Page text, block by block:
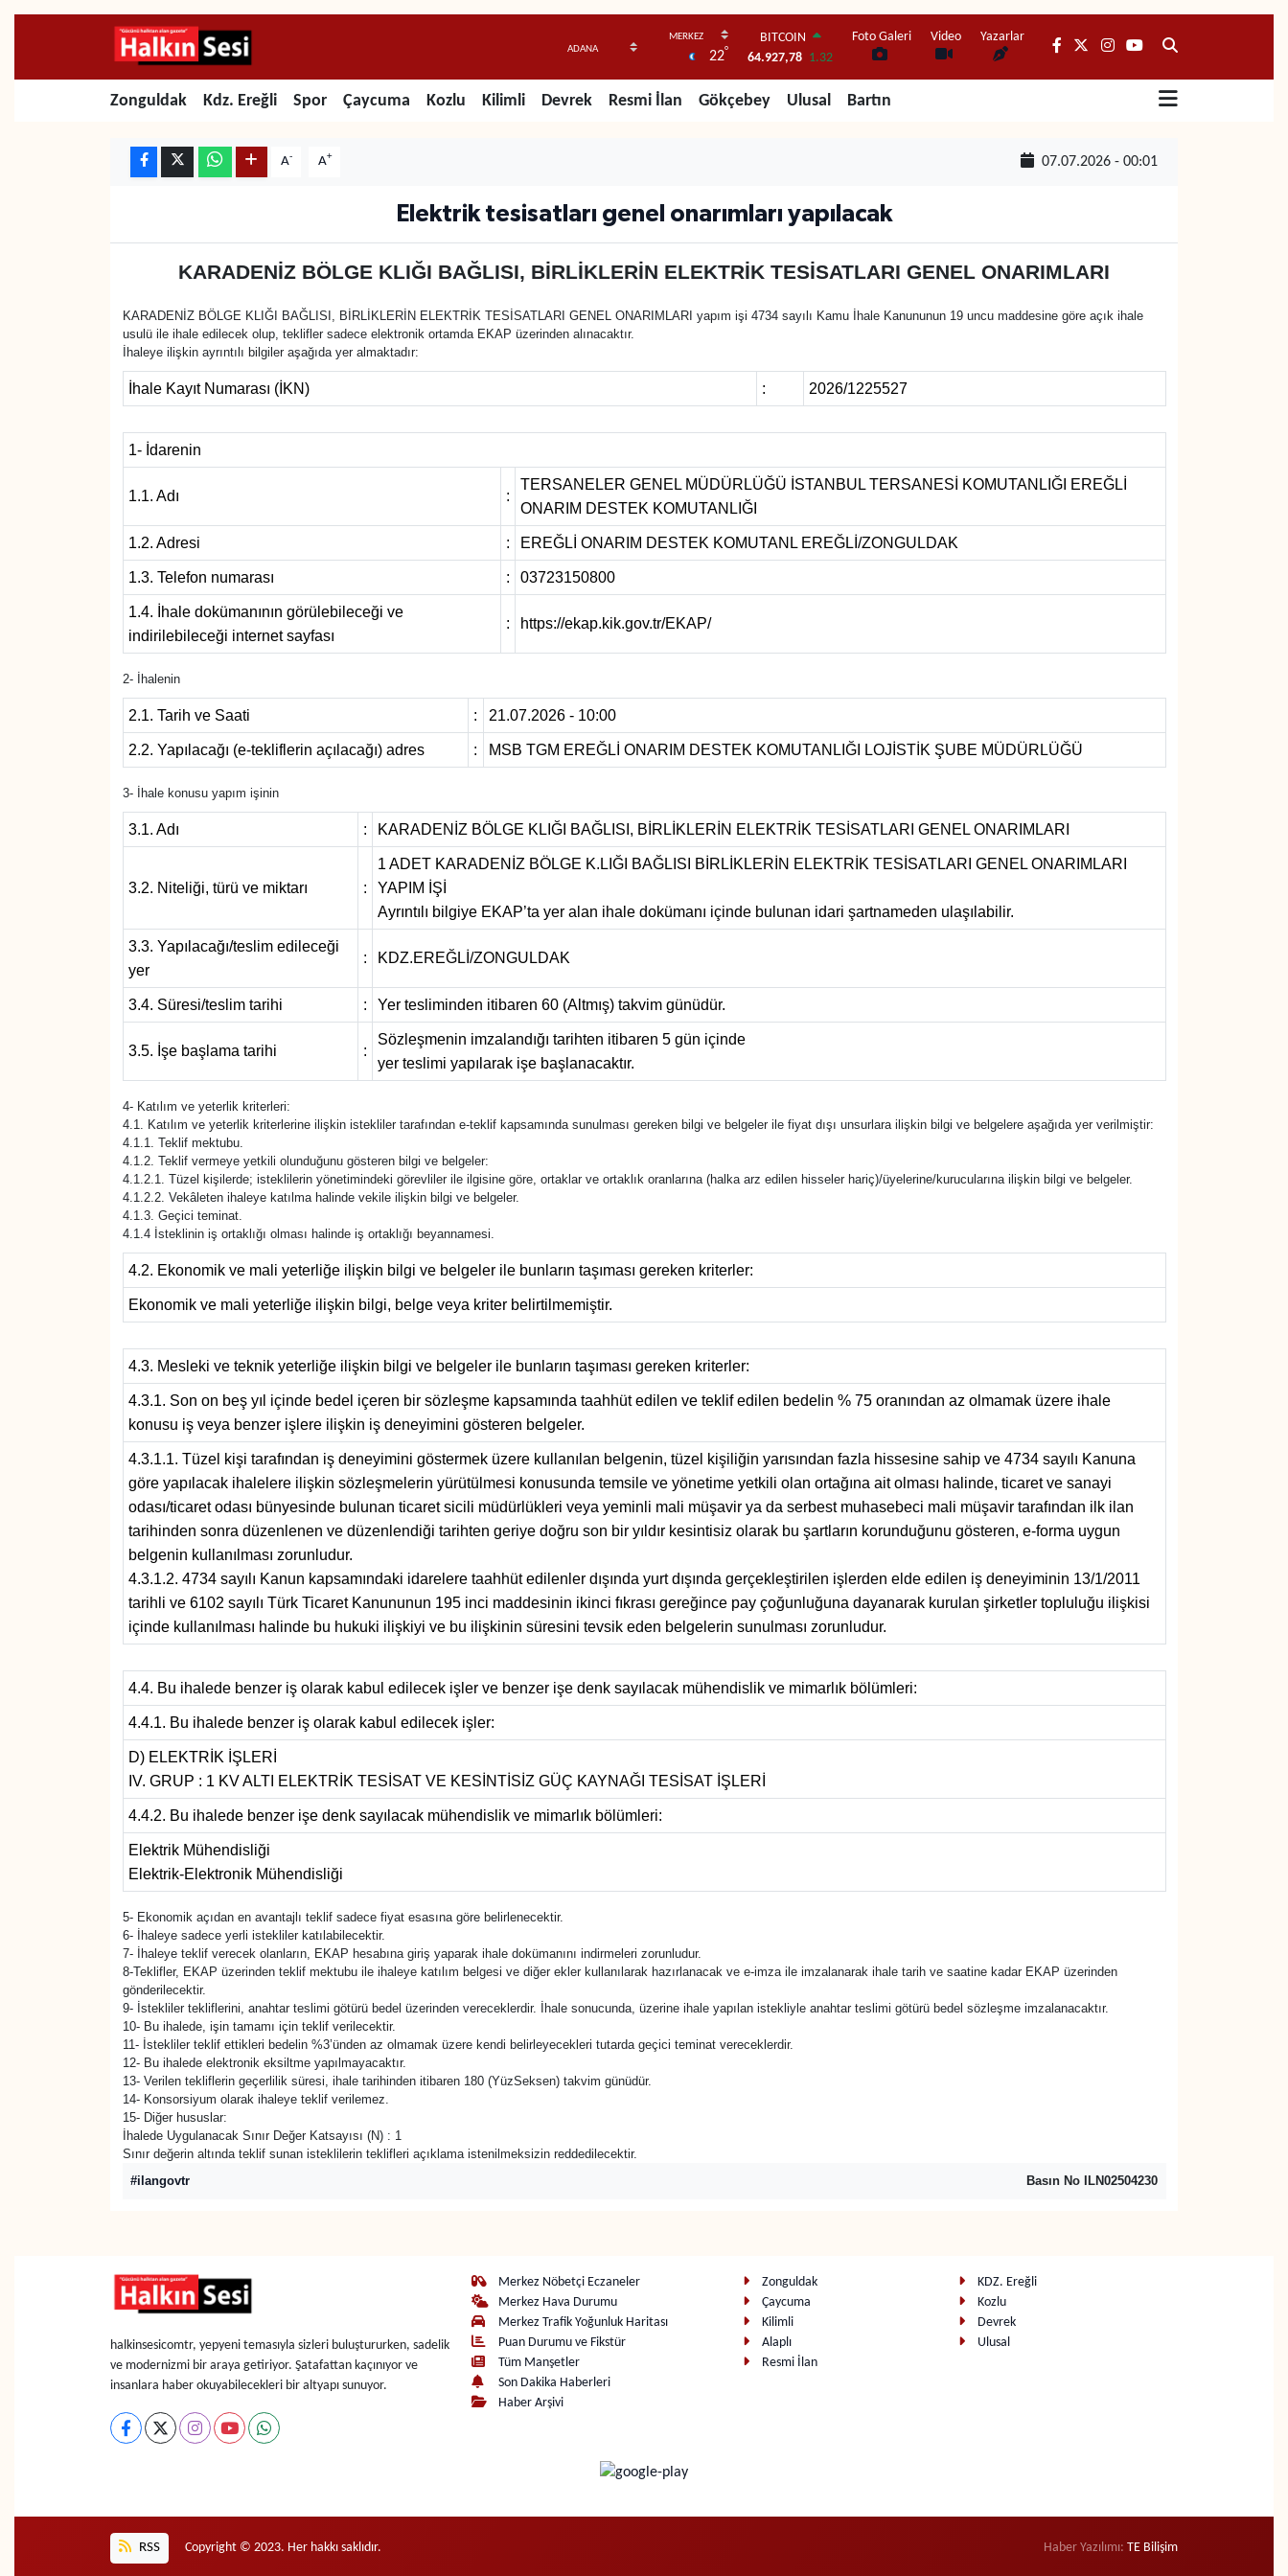
22°
BITCOIN
64.927,78 1.32
DOLAR
47,5894 0.08
6508.83 4.44
BİST100
11
Foto Galeri Video Yazarlar
Zonguldak Kdz. Ereğli Spor Çaycuma Kozlu Kilimli Devrek Resmi İlan Gökçebey Ulusal Bartın
A- A+ 07.07.2026 - 00:01
Elektrik tesisatları genel onarımları yapılacak
KARADENİZ BÖLGE KLIĞI BAĞLISI, BİRLİKLERİN ELEKTRİK TESİSATLARI GENEL ONARIMLARI
KARADENİZ BÖLGE KLIĞI BAĞLISI, BİRLİKLERİN ELEKTRİK TESİSATLARI GENEL ONARIMLARI yapım işi 4734 sayılı Kamu İhale Kanununun 19 uncu maddesine göre açık ihale
usulü ile ihale edilecek olup, teklifler sadece elektronik ortamda EKAP üzerinden alınacaktır.
İhaleye ilişkin ayrıntılı bilgiler aşağıda yer almaktadır:
İhale Kayıt Numarası (İKN) : 2026/1225527
1- İdarenin
1.1. Adı :
TERSANELER GENEL MÜDÜRLÜĞÜ İSTANBUL TERSANESİ KOMUTANLIĞI EREĞLİ
ONARIM DESTEK KOMUTANLIĞI
1.2. Adresi : EREĞLİ ONARIM DESTEK KOMUTANL EREĞLİ/ZONGULDAK
1.3. Telefon numarası : 03723150800
1.4. İhale dokümanının görülebileceği ve
indirilebileceği internet sayfası
: https://ekap.kik.gov.tr/EKAP/
2- İhalenin
2.1. Tarih ve Saati : 21.07.2026 - 10:00
2.2. Yapılacağı (e-tekliflerin açılacağı) adres : MSB TGM EREĞLİ ONARIM DESTEK KOMUTANLIĞI LOJİSTİK ŞUBE MÜDÜRLÜĞÜ
3- İhale konusu yapım işinin
3.1. Adı : KARADENİZ BÖLGE KLIĞI BAĞLISI, BİRLİKLERİN ELEKTRİK TESİSATLARI GENEL ONARIMLARI
3.2. Niteliği, türü ve miktarı :
1 ADET KARADENİZ BÖLGE K.LIĞI BAĞLISI BİRLİKLERİN ELEKTRİK TESİSATLARI GENEL ONARIMLARI
YAPIM İŞİ
Ayrıntılı bilgiye EKAP’ta yer alan ihale dokümanı içinde bulunan idari şartnameden ulaşılabilir.
3.3. Yapılacağı/teslim edileceği
yer
: KDZ.EREĞLİ/ZONGULDAK
3.4. Süresi/teslim tarihi : Yer tesliminden itibaren 60 (Altmış) takvim günüdür.
3.5. İşe başlama tarihi :
Sözleşmenin imzalandığı tarihten itibaren 5 gün içinde
yer teslimi yapılarak işe başlanacaktır.
4- Katılım ve yeterlik kriterleri:
4.1. Katılım ve yeterlik kriterlerine ilişkin istekliler tarafından e-teklif kapsamında sunulması gereken bilgi ve belgeler ile fiyat dışı unsurlara ilişkin bilgi ve belgelere aşağıda yer verilmiştir:
4.1.1. Teklif mektubu.
4.1.2. Teklif vermeye yetkili olunduğunu gösteren bilgi ve belgeler:
4.1.2.1. Tüzel kişilerde; isteklilerin yönetimindeki görevliler ile ilgisine göre, ortaklar ve ortaklık oranlarına (halka arz edilen hisseler hariç)/üyelerine/kurucularına ilişkin bilgi ve belgeler.
4.1.2.2. Vekâleten ihaleye katılma halinde vekile ilişkin bilgi ve belgeler.
4.1.3. Geçici teminat.
4.1.4 İsteklinin iş ortaklığı olması halinde iş ortaklığı beyannamesi.
4.2. Ekonomik ve mali yeterliğe ilişkin bilgi ve belgeler ile bunların taşıması gereken kriterler:
Ekonomik ve mali yeterliğe ilişkin bilgi, belge veya kriter belirtilmemiştir.
4.3. Mesleki ve teknik yeterliğe ilişkin bilgi ve belgeler ile bunların taşıması gereken kriterler:
4.3.1. Son on beş yıl içinde bedel içeren bir sözleşme kapsamında taahhüt edilen ve teklif edilen bedelin % 75 oranından az olmamak üzere ihale
konusu iş veya benzer işlere ilişkin iş deneyimini gösteren belgeler.
4.3.1.1. Tüzel kişi tarafından iş deneyimini göstermek üzere kullanılan belgenin, tüzel kişiliğin yarısından fazla hissesine sahip ve 4734 sayılı Kanuna
göre yapılacak ihalelere ilişkin sözleşmelerin yürütülmesi konusunda temsile ve yönetime yetkili olan ortağına ait olması halinde, ticaret ve sanayi
odası/ticaret odası bünyesinde bulunan ticaret sicili müdürlükleri veya yeminli mali müşavir ya da serbest muhasebeci mali müşavir tarafından ilk ilan
tarihinden sonra düzenlenen ve düzenlendiği tarihten geriye doğru son bir yıldır kesintisiz olarak bu şartların korunduğunu gösteren, e-forma uygun
belgenin kullanılması zorunludur.
4.3.1.2. 4734 sayılı Kanun kapsamındaki idarelere taahhüt edilenler dışında yurt dışında gerçekleştirilen işlerden elde edilen iş deneyiminin 13/1/2011
tarihli ve 6102 sayılı Türk Ticaret Kanununun 195 inci maddesinin ikinci fıkrası gereğince pay çoğunluğuna dayanarak kurulan şirketler topluluğu ilişkisi
içinde kullanılması halinde bu hukuki ilişkiyi ve bu ilişkinin süresini tevsik eden belgelerin sunulması zorunludur.
4.4. Bu ihalede benzer iş olarak kabul edilecek işler ve benzer işe denk sayılacak mühendislik ve mimarlık bölümleri:
4.4.1. Bu ihalede benzer iş olarak kabul edilecek işler:
D) ELEKTRİK İŞLERİ
IV. GRUP : 1 KV ALTI ELEKTRİK TESİSAT VE KESİNTİSİZ GÜÇ KAYNAĞI TESİSAT İŞLERİ
4.4.2. Bu ihalede benzer işe denk sayılacak mühendislik ve mimarlık bölümleri:
Elektrik Mühendisliği
Elektrik-Elektronik Mühendisliği
5- Ekonomik açıdan en avantajlı teklif sadece fiyat esasına göre belirlenecektir.
6- İhaleye sadece yerli istekliler katılabilecektir.
7- İhaleye teklif verecek olanların, EKAP hesabına giriş yaparak ihale dokümanını indirmeleri zorunludur.
8-Teklifler, EKAP üzerinden teklif mektubu ile ihaleye katılım belgesi ve diğer ekler kullanılarak hazırlanacak ve e-imza ile imzalanarak ihale tarih ve saatine kadar EKAP üzerinden
gönderilecektir.
9- İstekliler tekliflerini, anahtar teslimi götürü bedel üzerinden vereceklerdir. İhale sonucunda, üzerine ihale yapılan istekliyle anahtar teslimi götürü bedel sözleşme imzalanacaktır.
10- Bu ihalede, işin tamamı için teklif verilecektir.
11- İstekliler teklif ettikleri bedelin %3’ünden az olmamak üzere kendi belirleyecekleri tutarda geçici teminat vereceklerdir.
12- Bu ihalede elektronik eksiltme yapılmayacaktır.
13- Verilen tekliflerin geçerlilik süresi, ihale tarihinden itibaren 180 (YüzSeksen) takvim günüdür.
14- Konsorsiyum olarak ihaleye teklif verilemez.
15- Diğer hususlar:
İhalede Uygulanacak Sınır Değer Katsayısı (N) : 1
Sınır değerin altında teklif sunan isteklilerin teklifleri açıklama istenilmeksizin reddedilecektir.
#ilangovtr
Basın No ILN02504230
halkinsesicomtr, yepyeni temasıyla sizleri buluştururken, sadelik
ve modernizmi bir araya getiriyor. Şatafattan kaçınıyor ve
insanlara haber okuyabilecekleri bir altyapı sunuyor.
Merkez Nöbetçi Eczaneler
Merkez Hava Durumu
Merkez Trafik Yoğunluk Haritası
Puan Durumu ve Fikstür
Tüm Manşetler
Son Dakika Haberleri
Haber Arşivi
Zonguldak
KDZ. Ereğli
Çaycuma
Kozlu
Kilimli
Devrek
Alaplı
Ulusal
Resmi İlan
RSS Copyright © 2023. Her hakkı saklıdır. Haber Yazılımı:TE Bilişim
BİLİM VE TEKNOLOJİ
Kültür - Sanat
Merkez Trafik Yoğunluk Haritası
Son Dakika Haberleri